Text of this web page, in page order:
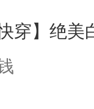
，给老公
——为你
快穿】绝